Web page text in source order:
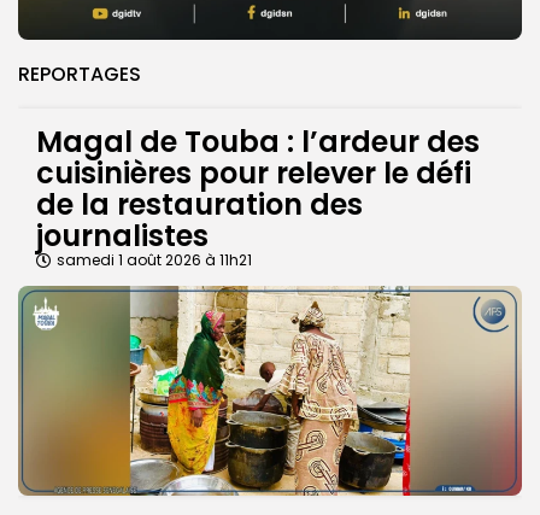
REPORTAGES
Magal de Touba : l’ardeur des
cuisinières pour relever le défi
de la restauration des
journalistes
samedi 1 août 2026 à 11h21